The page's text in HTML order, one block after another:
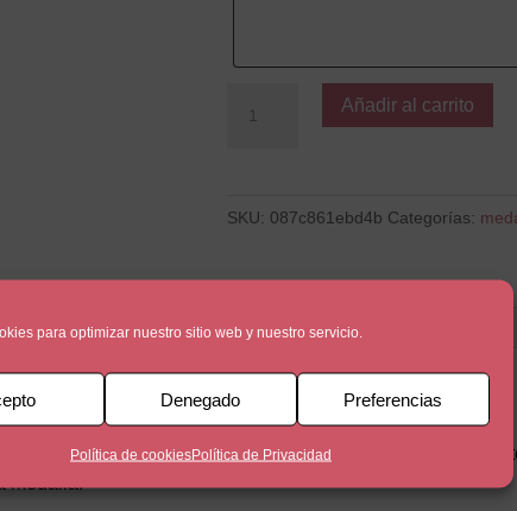
para optimizar nuestro sitio web y nuestro servicio.
Denegado Preferencias
Política de cookiesPolítica de Privacidad
MP
Añadir al carrito
SKU: 087c861ebd4b Categorías:
de plata de 5 micras. Una cara esta personalizada con
medalla.